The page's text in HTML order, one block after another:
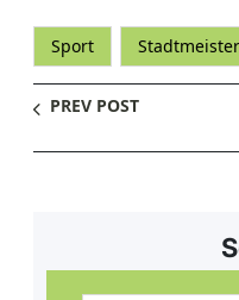
Sport
PREV POST